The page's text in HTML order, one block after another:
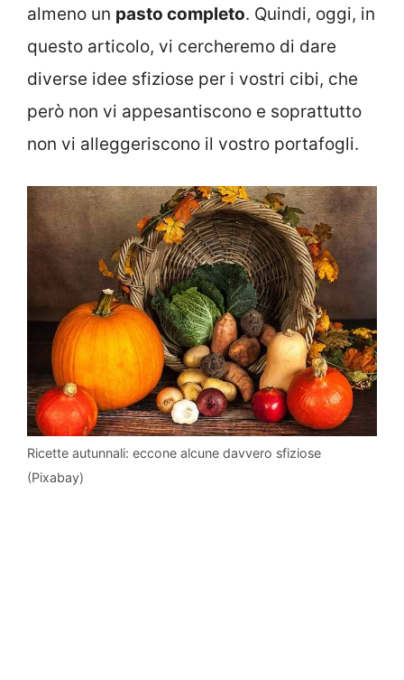
almeno un pasto completo. Quindi, oggi, in
questo articolo, vi cercheremo di dare
diverse idee sfiziose per i vostri cibi, che
però non vi appesantiscono e soprattutto
non vi alleggeriscono il vostro portafogli.
Ricette autunnali: eccone alcune davvero sfiziose
(Pixabay)